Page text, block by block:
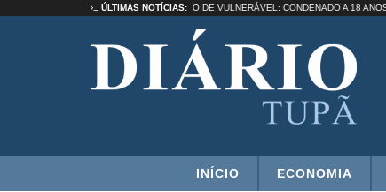
ÚLTIMAS NOTÍCIAS:ESTUPRO DE VULNERÁVEL: CONDENADO A
INÍCIO ECONOMIA